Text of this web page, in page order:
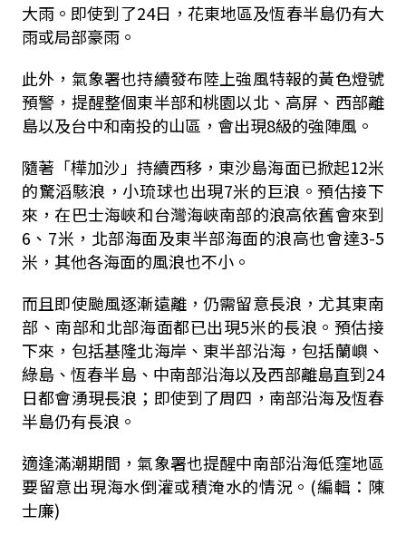
大雨。即使到了24日，花東地區及恆春半島仍有大
雨或局部豪雨。
此外，氣象署也持續發布陸上強風特報的黃色燈號
預警，提醒整個東半部和桃園以北、高屏、西部離
島以及台中和南投的山區，會出現8級的強陣風。
隨著「樺加沙」持續西移，東沙島海面已掀起12米
的驚滔駭浪，小琉球也出現7米的巨浪。預估接下
來，在巴士海峽和台灣海峽南部的浪高依舊會來到
6 、 7米，北部海面及東半部海面的浪高也會達3-5
米，其他各海面的風浪也不小。
而且即使颱風逐漸遠離，仍需留意長浪，尤其東南
部、南部和北部海面都已出現5米的長浪。預估接
下來，包括基隆北海岸、東半部沿海，包括蘭嶼、
綠島、恆春半島、中南部沿海以及西部離島直到24
日都會湧現長浪；即使到了周四，南部沿海及恆春
半島仍有長浪。
適逢滿潮期間，氣象署也提醒中南部沿海低窪地區
要留意出現海水倒灌或積淹水的情況。 (編輯：陳
士廉)